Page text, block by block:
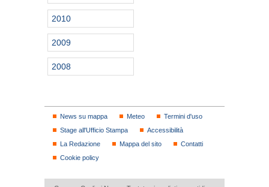
2010
2009
2008
News su mappa Meteo
Termini d'uso
Stage all'Ufficio Stampa
Accessibilità
La Redazione
Mappa del sito
Contatti
Cookie policy